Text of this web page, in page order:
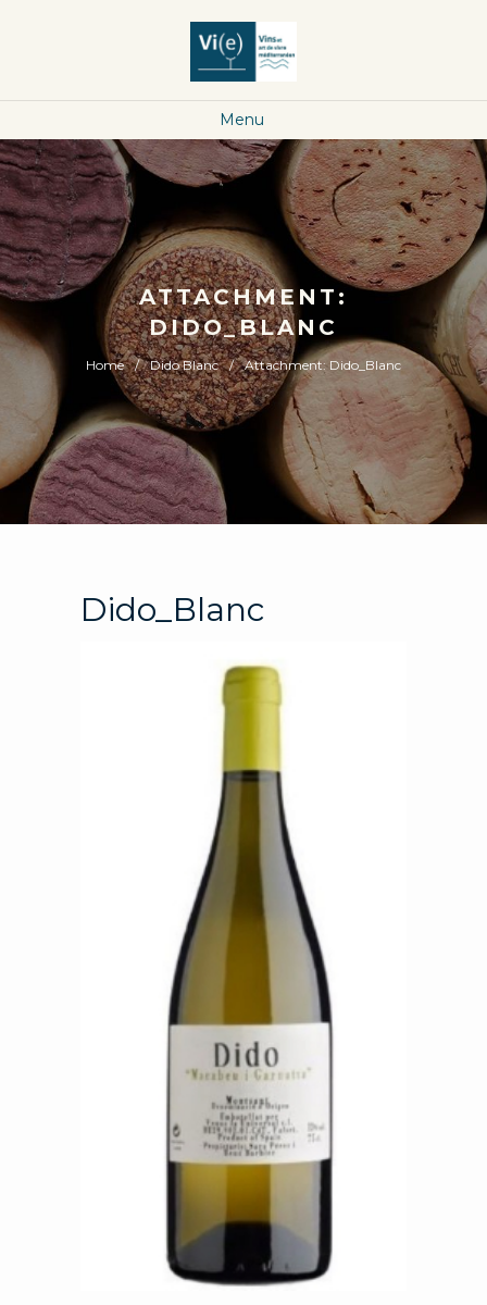
Menu
ATTACHMENT:
DIDO_BLANC
Home Dido Blanc Attachment: Dido_Blanc
Dido_Blanc